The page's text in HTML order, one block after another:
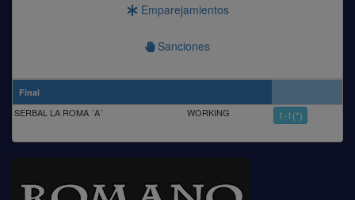
Emparejamientos
Sanciones
Final
SERBAL LA ROMA ´A´ WORKING 1-1(*)